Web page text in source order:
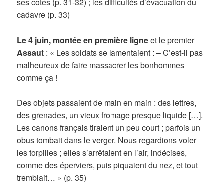
ses côtés (p. 31-32) ; les difficultés d’évacuation du
cadavre (p. 33)
Le 4 juin, montée en première ligneet le premier
Assaut : « Les soldats se lamentaient : – C’est-il pas
malheureux de faire massacrer les bonhommes
comme ça !
Des objets passaient de main en main : des lettres,
des grenades, un vieux fromage presque liquide […].
Les canons français tiraient un peu court ; parfois un
obus tombait dans le verger. Nous regardions voler
les torpilles ; elles s’arrêtaient en l’air, indécises,
comme des éperviers, puis piquaient du nez, et tout
tremblait… » (p. 35)